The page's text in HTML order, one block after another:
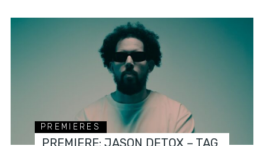
PREMIERES
PREMIERE: JASON DETOX – TAG